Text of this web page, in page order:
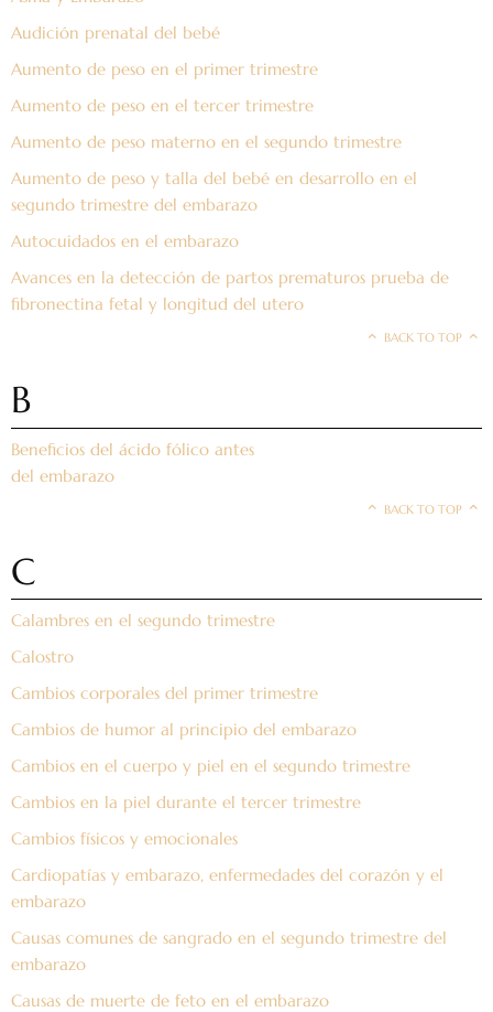
Audición prenatal del bebé
Aumento de peso en el primer trimestre
Aumento de peso en el tercer trimestre
Aumento de peso materno en el segundo trimestre
Aumento de peso y talla del bebé en desarrollo en el
segundo trimestre del embarazo
Autocuidados en el embarazo
Avances en la detección de partos prematuros prueba de
fibronectina fetal y longitud del utero
BACK TO TOP
B
Beneficios del ácido fólico antes
del embarazo
BACK TO TOP
C
Calambres en el segundo trimestre
Calostro
Cambios corporales del primer trimestre
Cambios de humor al principio del embarazo
Cambios en el cuerpo y piel en el segundo trimestre
Cambios en la piel durante el tercer trimestre
Cambios físicos y emocionales
Cardiopatías y embarazo, enfermedades del corazón y el
embarazo
Causas comunes de sangrado en el segundo trimestre del
embarazo
Causas de muerte de feto en el embarazo